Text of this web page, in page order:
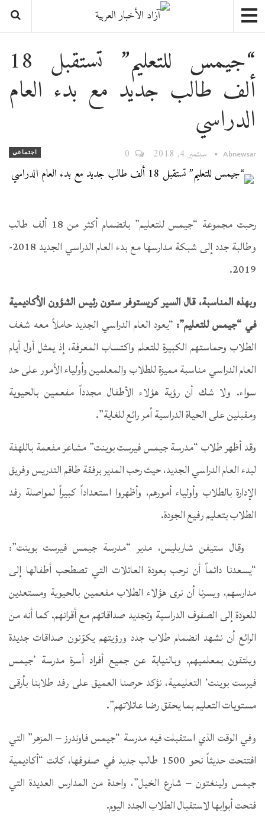
“جيمس للتعليم” تستقبل 18
ألف طالب جديد مع بدء العام
الدراسي
اجتماعي Abnewsar سبتمبر 4, 2018
رحبت مجموعة “جيمس للتعليم” بانضمام أكثر من 18 ألف طالب
وطالبة جدد إلى شبكة مدارسها مع بدء العام الدراسي الجديد 2018-
2019.
وبهذه المناسبة، قال السير كريستوفر ستون رئيس الشؤون الأكاديمية
في “جيمس للتعليم”:“يعود العام الدراسي الجديد حاملاً معه شغف
الطلاب وحماستهم الكبيرة للتعلم واكتساب المعرفة، إذ يمثل أول أيام
العام الدراسي مناسبة مميزة للطلاب والمعلمين وأولياء الأمور على حد
سواء. ولا شك أن رؤية هؤلاء الأطفال مجدداً مفعمين بالحيوية
ومقبلين على الحياة الدراسية أمر رائع للغاية”.
وقد أظهر طلاب “مدرسة جيمس فيرست بوينت” مشاعر مفعمة باللهفة
لبدء العام الدراسي الجديد، حيث رحب المدير برفقة طاقم التدريس وفريق
الإدارة بالطلاب وأولياء أمورهم، وأظهروا استعداداً كبيراً لمواصلة رفد
الطلاب بتعليم رفيع الجودة.
وقال ستيفن شاربليس، مدير “مدرسة جيمس فيرست بوينت”:
“يسعدنا دائماً أن نرحب بعودة العائلات التي تصطحب أطفالها إلى
مدارسهم، ويسرنا أن نرى هؤلاء الطلاب مفعمين بالحيوية ومستعدين
للعودة إلى الصفوف الدراسية وتجديد صداقاتهم مع أقرانهم. كما أنه من
الرائع أن نشهد انضمام طلاب جدد ورؤيتهم يكوّنون صداقات جديدة
ويلتقون بمعلميهم. وبالنيابة عن جميع أفراد أسرة مدرسة ’جيمس
فيرست بوينت‘ التعليمية، نؤكد حرصنا العميق على رفد طلابنا بأرقى
مستويات التعليم بما يحقق رضا عائلاتهم”.
وفي الوقت الذي استقبلت فيه مدرسة “جيمس فاوندرز – المزهر” التي
افتتحت حديثاً نحو 1500 طالب جديد في صفوفها، كانت “أكاديمية
جيمس ولينغتون – شارع الخيل”، واحدة من المدارس العديدة التي
فتحت أبوابها لاستقبال الطلاب الجدد اليوم.